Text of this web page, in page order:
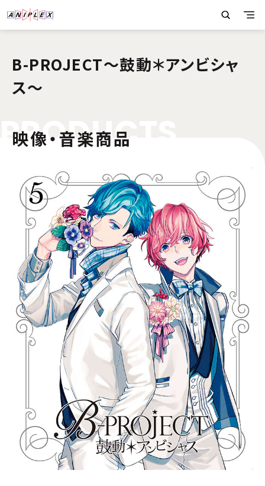
B-PROJECT～鼓動＊アンビシャ
ス～
PRODUC
映像・音楽商品